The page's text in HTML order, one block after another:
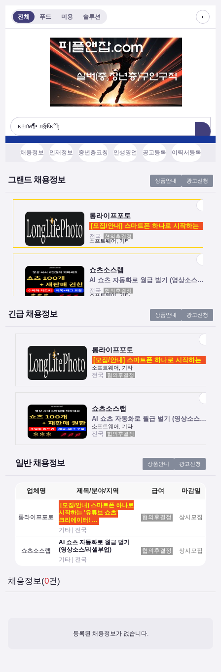
전체 푸드 미용 솔루션 ◐
채용정보 인재정보 중년층코칭 인생명언 공고등록 이력서등록
그랜드 채용정보 상품안내 광고신청
롱라이프포토
[모집/안내] 스마트폰 하나로 시작하는 …
롱라이프포토
[모집/안내] 스마트폰 하나로 시작하는 …
소프트웨어, 기타
전국 협의후결정
쇼츠소스랩
AI 쇼츠 자동화로 월급 벌기 (영상소스…
소프트웨어, 기타
전국 협의후결정
[모집/안내] 스마트폰 하나로 시작하는 …
소프트웨어, 기타
쇼츠소스랩
긴급 채용정보 상품안내 광고신청
롱라이프포토
[모집/안내] 스마트폰 하나로 시작하는 …
소프트웨어, 기타
전국
협의후결정
쇼츠소스랩
AI 쇼츠 자동화로 월급 벌기 (영상소스…
소프트웨어, 기타
전국
협의후결정
일반 채용정보 상품안내 광고신청
업체명 제목/분야/지역 급여 마감일
롱라이프포토
[모집/안내] 스마트폰 하나로
시작하는 '유튜브 쇼츠'
크리에이터! …
기타 | 전국
협의후결정 상시모집
쇼츠소스랩
AI 쇼츠 자동화로 월급 벌기
(영상소스/리셀부업)
기타 | 전국
협의후결정 상시모집
채용정보(0건)
등록된 채용정보가 없습니다.